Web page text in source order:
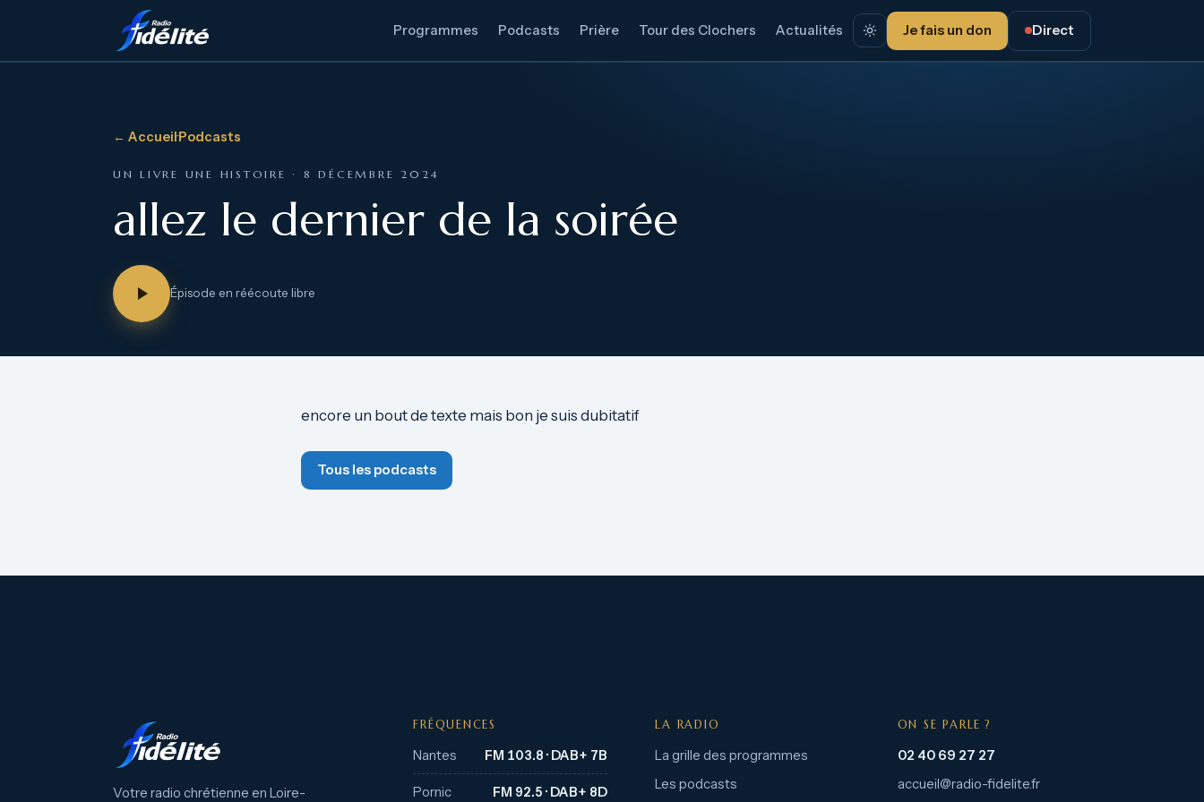
Programmes Podcasts Prière Tour des Clochers Actualités Je fais un don Direct
← Accueil·Podcasts
UN LIVRE UNE HISTOIRE · 8 DÉCEMBRE 2024
allez le dernier de la soirée
Épisode en réécoute libre
encore un bout de texte mais bon je suis dubitatif
Tous les podcasts
Votre radio chrétienne en Loire-
FRÉQUENCES
Nantes FM 103.8 · DAB+ 7B
Pornic FM 92.5 · DAB+ 8D
LA RADIO
La grille des programmes
Les podcasts
ON SE PARLE ?
02 40 69 27 27
accueil@radio-fidelite.fr